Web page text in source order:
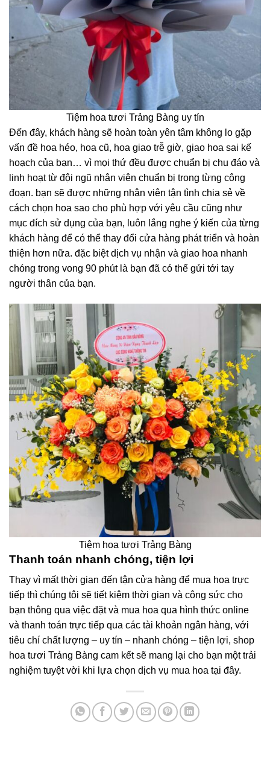
Tiệm hoa tươi Trảng Bàng uy tín
Đến đây, khách hàng sẽ hoàn toàn yên tâm không lo gặp
vấn đề hoa héo, hoa cũ, hoa giao trễ giờ, giao hoa sai kế
hoạch của bạn… vì mọi thứ đều được chuẩn bị chu đáo và
linh hoạt từ đội ngũ nhân viên chuẩn bị trong từng công
đoạn. bạn sẽ được những nhân viên tận tình chia sẻ về
cách chọn hoa sao cho phù hợp với yêu cầu cũng như
mục đích sử dụng của bạn, luôn lắng nghe ý kiến của từng
khách hàng để có thể thay đổi cửa hàng phát triển và hoàn
thiện hơn nữa. đặc biệt dịch vụ nhận và giao hoa nhanh
chóng trong vong 90 phút là bạn đã có thể gửi tới tay
người thân của bạn.
Tiệm hoa tươi Trảng Bàng
Thanh toán nhanh chóng, tiện lợi
Thay vì mất thời gian đến tận cửa hàng để mua hoa trực
tiếp thì chúng tôi sẽ tiết kiệm thời gian và công sức cho
bạn thông qua việc đặt và mua hoa qua hình thức online
và thanh toán trực tiếp qua các tài khoản ngân hàng, với
tiêu chí chất lượng – uy tín – nhanh chóng – tiện lợi, shop
hoa tươi Trảng Bàng cam kết sẽ mang lại cho bạn một trải
nghiệm tuyệt vời khi lựa chọn dịch vụ mua hoa tại đây.